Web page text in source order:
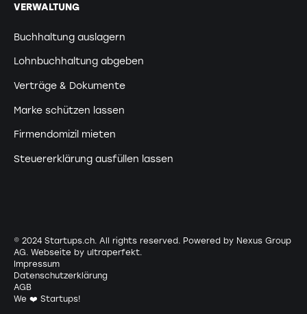
VERWALTUNG
Buchhaltung auslagern
Lohnbuchhaltung abgeben
Verträge & Dokumente
Marke schützen lassen
Firmendomizil mieten
Steuererklärung ausfüllen lassen
© 2024 Startups.ch. All rights reserved. Powered by Nexus Group
AG. Webseite by ultraperfekt.
Impressum
Datenschutzerklärung
AGB
We ❤️ Startups!